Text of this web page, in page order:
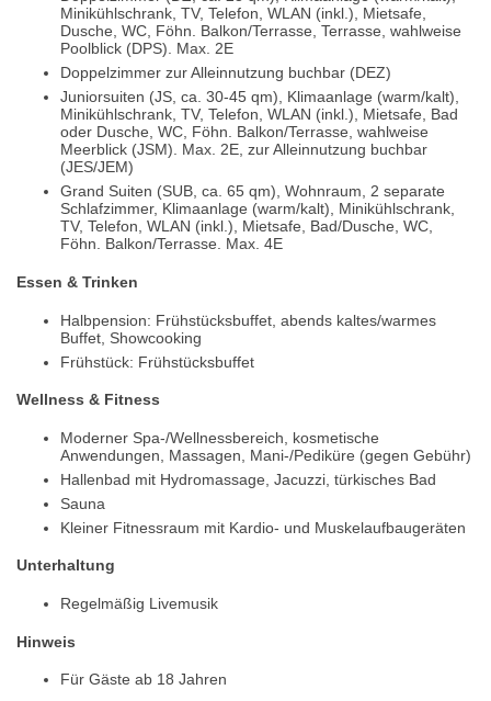
Minikühlschrank, TV, Telefon, WLAN (inkl.), Mietsafe,
Dusche, WC, Föhn. Balkon/Terrasse, Terrasse, wahlweise
Poolblick (DPS). Max. 2E
Doppelzimmer zur Alleinnutzung buchbar (DEZ)
Juniorsuiten (JS, ca. 30-45 qm), Klimaanlage (warm/kalt),
Minikühlschrank, TV, Telefon, WLAN (inkl.), Mietsafe, Bad
oder Dusche, WC, Föhn. Balkon/Terrasse, wahlweise
Meerblick (JSM). Max. 2E, zur Alleinnutzung buchbar
(JES/JEM)
Grand Suiten (SUB, ca. 65 qm), Wohnraum, 2 separate
Schlafzimmer, Klimaanlage (warm/kalt), Minikühlschrank,
TV, Telefon, WLAN (inkl.), Mietsafe, Bad/Dusche, WC,
Föhn. Balkon/Terrasse. Max. 4E
Essen & Trinken
Halbpension: Frühstücksbuffet, abends kaltes/warmes
Buffet, Showcooking
Frühstück: Frühstücksbuffet
Wellness & Fitness
Moderner Spa-/Wellnessbereich, kosmetische
Anwendungen, Massagen, Mani-/Pediküre (gegen Gebühr)
Hallenbad mit Hydromassage, Jacuzzi, türkisches Bad
Sauna
Kleiner Fitnessraum mit Kardio- und Muskelaufbaugeräten
Unterhaltung
Regelmäßig Livemusik
Hinweis
Für Gäste ab 18 Jahren